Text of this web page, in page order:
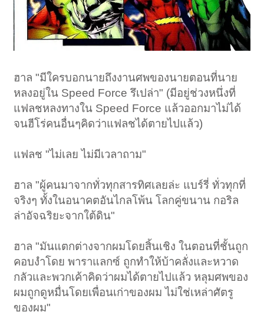
ฮาล "มีใครบอกนายถึงงานศพของนายตอนที่นาย
หลงอยู่ใน Speed Force รึเปล่า" (มีอยู่ช่วงหนึ่งที่
แฟลชหลงทางใน Speed Force แล้วออกมาไม่ได้
จนฮีโร่คนอื่นๆคิดว่าแฟลชได้ตายไปแล้ว)
แฟลช "ไม่เลย ไม่มีเวลาถาม"
ฮาล "ผู้คนมาจากทั่วทุกสารทิศเลยล่ะ แบร์รี่ ทั่วทุกที่
จริงๆ ทั้งในอนาคตอันไกลโพ้น โลกคู่ขนาน กอริล
ล่าอัจฉริยะจากใต้ดิน"
ฮาล "มันแตกต่างจากผมโดยสิ้นเชิง ในตอนที่ชั้นถูก
คอบงำโดย พาราแลกซ์ ถูกทำให้บ้าคลั่งและหวาด
กลัวและพวกเค้าคิดว่าผมได้ตายไปแล้ว หลุมศพของ
ผมถูกดูหมื่นโดยเพื่อนเก่าของผม ไม่ใช่เหล่าศัตรู
ของผม"